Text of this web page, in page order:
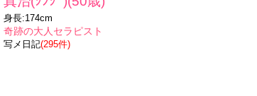
身長:174cm
奇跡の大人セラピスト
写メ日記(295件)